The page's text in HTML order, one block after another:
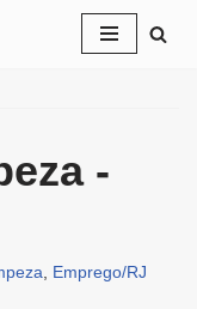
-
Emprego/RJ